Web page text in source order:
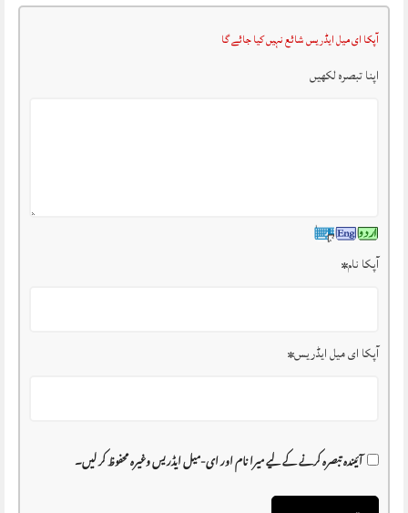
آپکا ای میل ایڈریس شائع نہیں کیا جائے گا
اپنا تبصرہ لکھیں
آپکا نام*
آپکا ای میل ایڈریس*
آئیندہ تبصرہ کرنے کے لیے میرا نام اور ای-میل ایڈریس وغیرہ محفوظ کر لیں۔